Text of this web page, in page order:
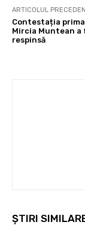
ARTICOLUL
Contestația
Mircia Muntean a
respinsă
ȘTIRI